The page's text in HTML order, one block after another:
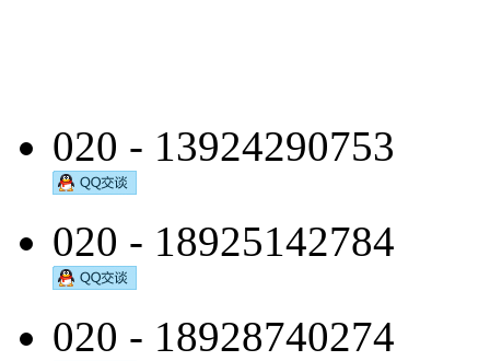
020 - 13924290753
020 - 18925142784
020 - 18928740274